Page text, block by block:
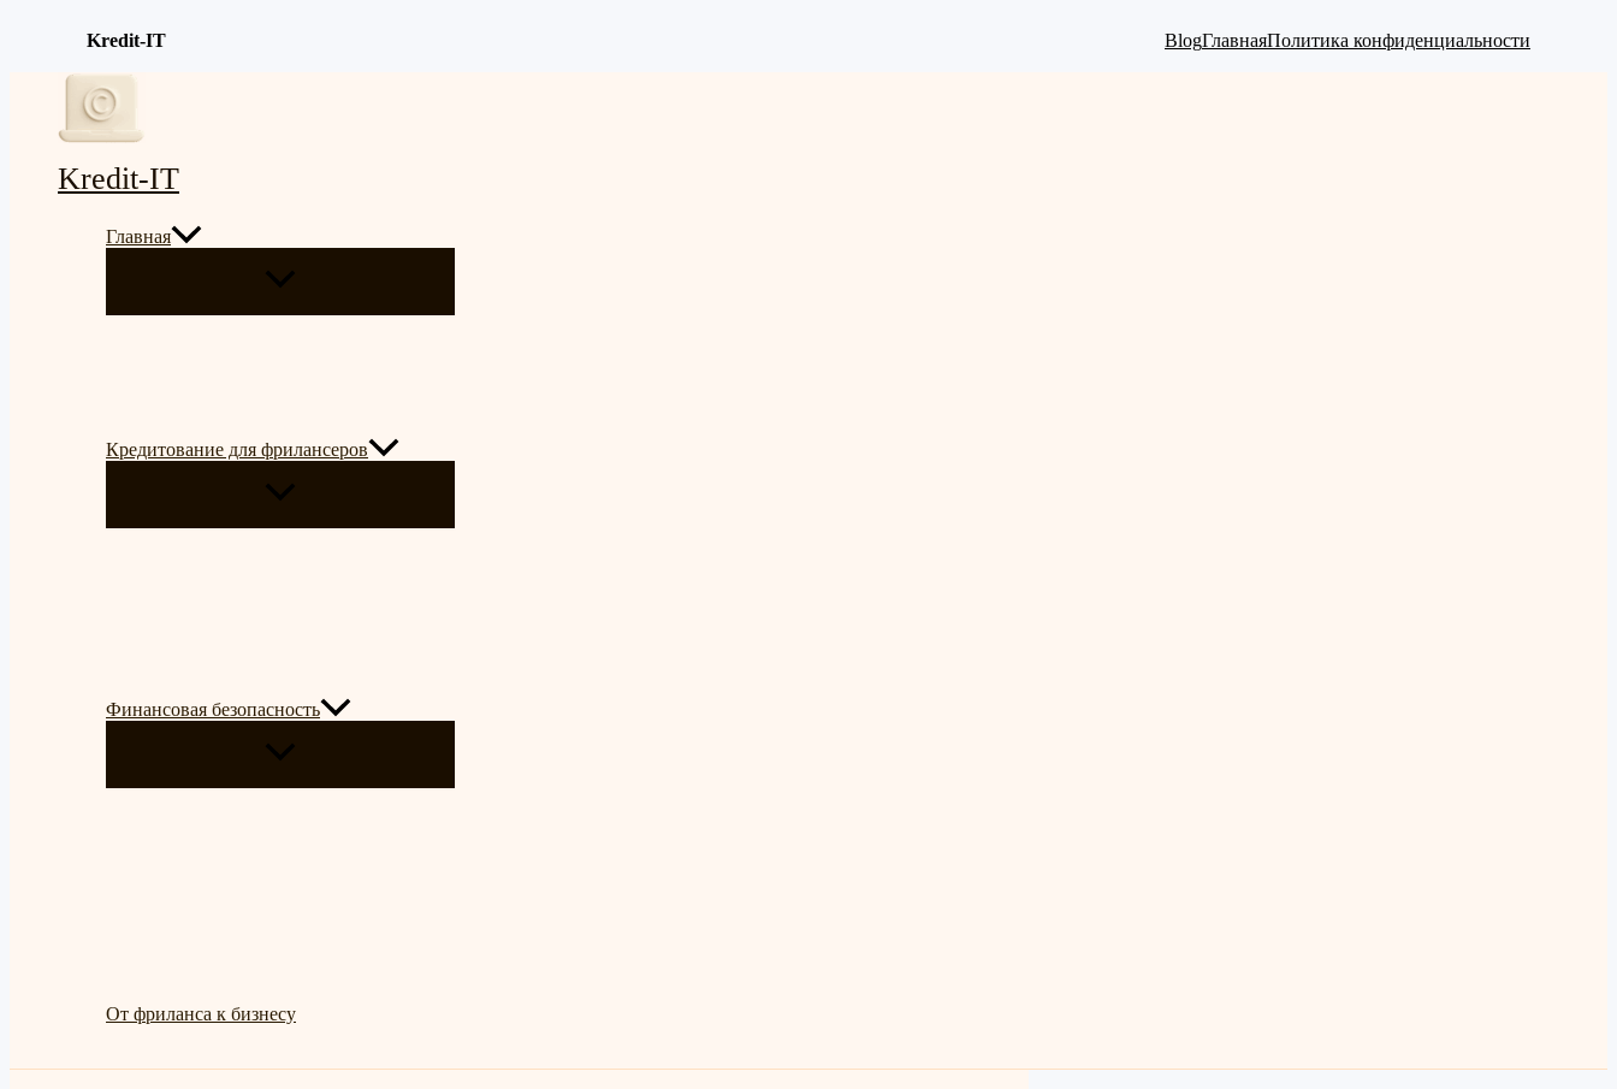
Kredit-IT BlogГлавнаяПолитика конфиденциальности
Kredit-IT
Главная
ПЕРЕКЛЮЧАТЕЛЬ
МЕНЮ
Кредитование для фрилансеров
ПЕРЕКЛЮЧАТЕЛЬ
МЕНЮ
Финансовая безопасность
ПЕРЕКЛЮЧАТЕЛЬ
МЕНЮ
От фриланса к бизнесу